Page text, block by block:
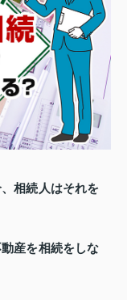
相続人はそれを
産を相続をしな